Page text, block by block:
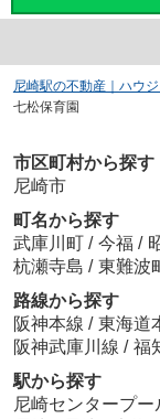
尼崎駅の不動産｜ハウ
七松保育園
市区町村から探す
尼崎市
町名から探す
武庫川町 / 今福 /
杭瀬寺島 / 東難波
路線から探す
阪神本線 / 東海道
阪神武庫川線 / 福
駅から探す
尼崎センタープー